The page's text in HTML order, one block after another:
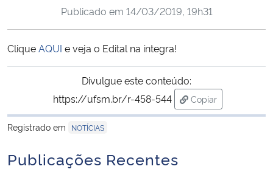
Ministério da Cidadania
Ministério da Ciência, Tecnologia, Inovações e Comunicações
Ministério do Turismo
Publicado em 14/03/2019, 19h31
CliqueAQUI e veja o Edital na íntegra!
Divulgue este conteúdo:
https://ufsm.br/r-458-544
Copiar
para área de
Registrado em
NOTÍCIAS
Publicações Recentes